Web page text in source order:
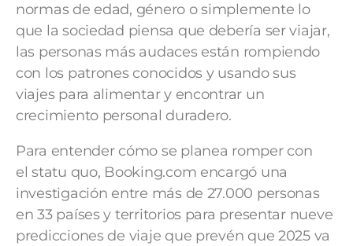
normas de edad, género o simplemente lo
que la sociedad piensa que debería ser viajar,
las personas más audaces están rompiendo
con los patrones conocidos y usando sus
viajes para alimentar y encontrar un
crecimiento personal duradero.
Para entender cómo se planea romper con
el statu quo, Booking.com encargó una
investigación entre más de 27.000 personas
en 33 países y territorios para presentar nueve
predicciones de viaje que prevén que 2025 va